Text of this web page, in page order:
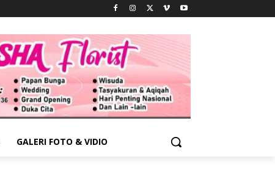
GALERI FOTO & VIDIO